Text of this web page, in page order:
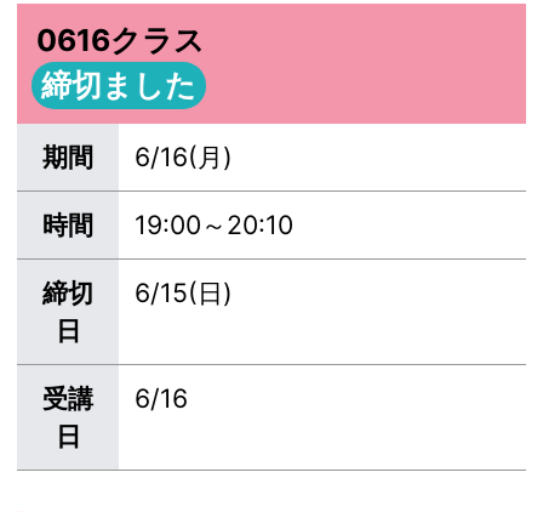
0616クラス
締切ました
期間 6/16(月)
時間 19:00～20:10
締切
日
6/15(日)
受講
日
6/16